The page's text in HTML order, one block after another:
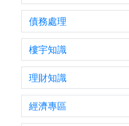
債務處理
樓宇知識
理財知識
經濟專區